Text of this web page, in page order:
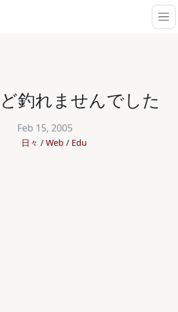
釣れませんでした
Feb 15, 2005
日々 Web Edu